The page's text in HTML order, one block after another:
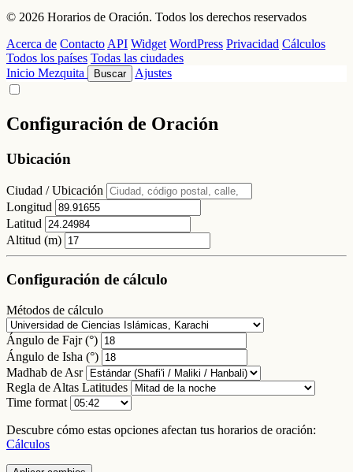
© 2026 Horarios de Oración. Todos los derechos reservados
Acerca de Contacto API Widget WordPress Privacidad Cálculos
Todos los países Todas las ciudades
Inicio Mezquita Buscar Ajustes
Configuración de Oración
Ubicación
Ciudad / Ubicación
Longitud
Latitud
Altitud (m)
Configuración de cálculo
Métodos de cálculo
Ángulo de Fajr (°)
Ángulo de Isha (°)
Madhab de Asr
Regla de Altas Latitudes
Time format
Descubre cómo estas opciones afectan tus horarios de oración:
Cálculos